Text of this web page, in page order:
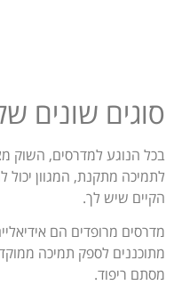
סוגים שונים
בכל הנוגע למדרסים, השוק
לתמיכה מתקנת, המגוון
הקיים שיש לך.
מדרסים מרופדים הם
מתוכננים לספק תמיכה
מסתם ריפוד.